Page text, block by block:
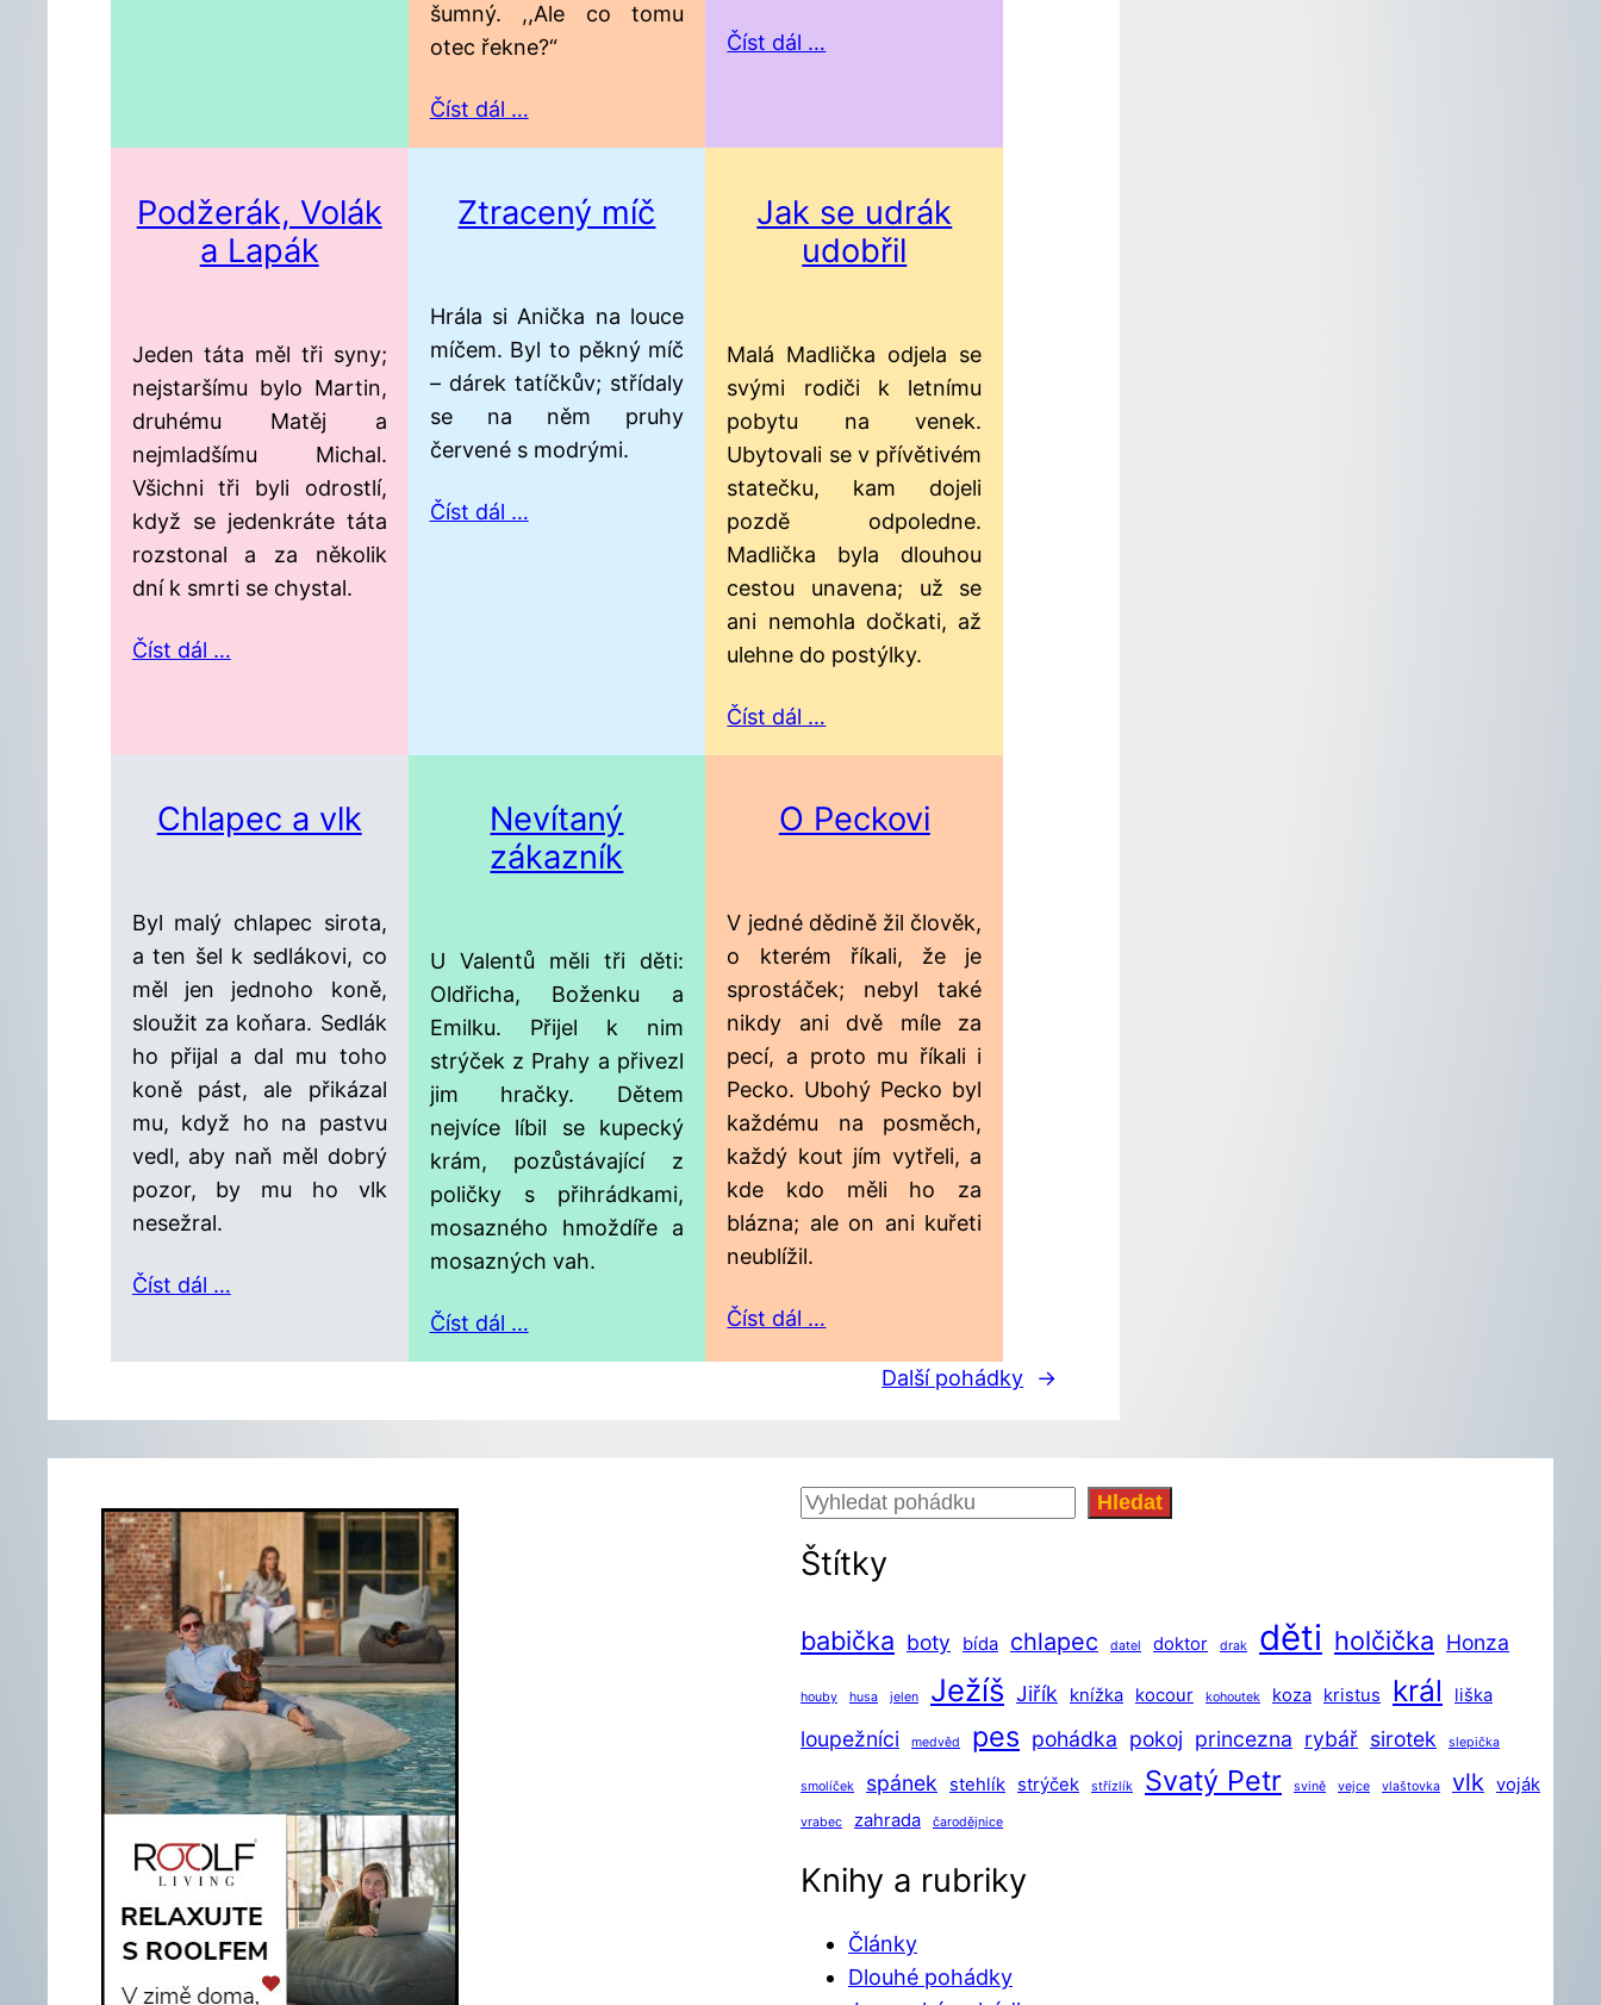
šumný. ,,Ale co tomu
otec řekne?“
Číst dál …
Číst dál …
Podžerák, Volák
a Lapák
Jeden táta měl tři syny;
nejstaršímu bylo Martin,
druhému Matěj a
nejmladšímu Michal.
Všichni tři byli odrostlí,
když se jedenkráte táta
rozstonal a za několik
dní k smrti se chystal.
Číst dál …
Ztracený míč
Hrála si Anička na louce
míčem. Byl to pěkný míč
– dárek tatíčkův; střídaly
se na něm pruhy
červené s modrými.
Číst dál …
Jak se udrák
udobřil
Malá Madlička odjela se
svými rodiči k letnímu
pobytu na venek.
Ubytovali se v přívětivém
statečku, kam dojeli
pozdě odpoledne.
Madlička byla dlouhou
cestou unavena; už se
ani nemohla dočkati, až
ulehne do postýlky.
Číst dál …
Chlapec a vlk
Byl malý chlapec sirota,
a ten šel k sedlákovi, co
měl jen jednoho koně,
sloužit za koňara. Sedlák
ho přijal a dal mu toho
koně pást, ale přikázal
mu, když ho na pastvu
vedl, aby naň měl dobrý
pozor, by mu ho vlk
nesežral.
Číst dál …
Nevítaný
zákazník
U Valentů měli tři děti:
Oldřicha, Boženku a
Emilku. Přijel k nim
strýček z Prahy a přivezl
jim hračky. Dětem
nejvíce líbil se kupecký
krám, pozůstávající z
poličky s přihrádkami,
mosazného hmoždíře a
mosazných vah.
Číst dál …
O Peckovi
V jedné dědině žil člověk,
o kterém říkali, že je
sprostáček; nebyl také
nikdy ani dvě míle za
pecí, a proto mu říkali i
Pecko. Ubohý Pecko byl
každému na posměch,
každý kout jím vytřeli, a
kde kdo měli ho za
blázna; ale on ani kuřeti
neublížil.
Číst dál …
Další pohádky →
Hledat Hledat
Štítky
babička boty bída chlapec datel doktor drak děti holčička Honza
houby husa jelen Ježíš Jiřík knížka kocour kohoutek koza kristus král liška
loupežníci medvěd pes pohádka pokoj princezna rybář sirotek slepička
smolíček spánek stehlík strýček střízlík Svatý Petr svině vejce vlaštovka vlk voják
vrabec zahrada čarodějnice
Knihy a rubriky
Články
Dlouhé pohádky